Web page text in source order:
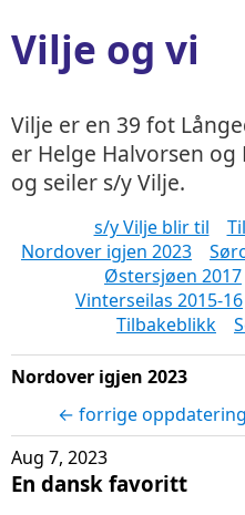
Vilje og vi
Vilje er en 39 fot
er Helge Halvorsen
og seiler s/y Vilje.
s/y Vilje blir til
Nordover igjen 2023
Østersjøen 2017
Vinterseilas 2015-16
Tilbakeblikk
Nordover igjen 2023
← forrige oppdatering
Aug 7, 2023
En dansk favoritt